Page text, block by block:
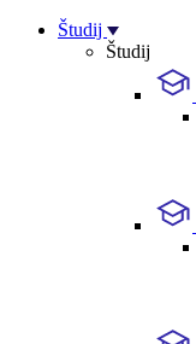
Študij
Študij